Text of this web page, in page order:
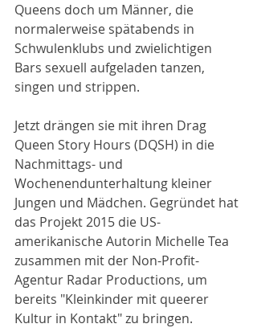
Queens doch um Männer, die
normalerweise spätabends in
Schwulenklubs und zwielichtigen
Bars sexuell aufgeladen tanzen,
singen und strippen.
Jetzt drängen sie mit ihren Drag
Queen Story Hours (DQSH) in die
Nachmittags- und
Wochenendunterhaltung kleiner
Jungen und Mädchen. Gegründet hat
das Projekt 2015 die US-
amerikanische Autorin Michelle Tea
zusammen mit der Non-Profit-
Agentur Radar Productions, um
bereits "Kleinkinder mit queerer
Kultur in Kontakt" zu bringen.